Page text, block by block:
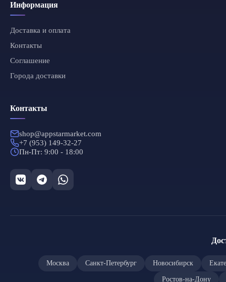
Информация
Доставка и оплата
Контакты
Соглашение
Города доставки
Контакты
shop@appstarmarket.com
+7 (953) 149-32-27
Пн-Пт: 9:00 - 18:00
Москва Санкт-Петербург Новосибирск
Ростов-на-Дону